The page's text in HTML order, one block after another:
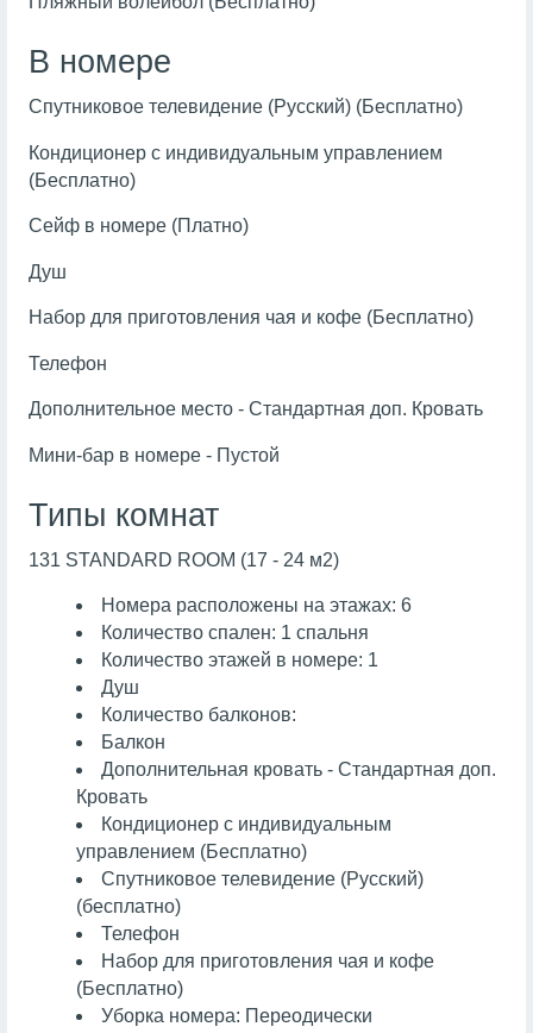
В номере
Спутниковое телевидение (Русский) (Бесплатно)
Кондиционер с индивидуальным управлением
(Бесплатно)
Сейф в номере (Платно)
Душ
Набор для приготовления чая и кофе (Бесплатно)
Телефон
Дополнительное место - Стандартная доп. Кровать
Мини-бар в номере - Пустой
Типы комнат
131 STANDARD ROOM (17 - 24 м2)
Номера расположены на этажах: 6
Количество спален: 1 спальня
Количество этажей в номере: 1
Душ
Количество балконов:
Балкон
Дополнительная кровать - Стандартная доп.
Кровать
Кондиционер с индивидуальным
управлением (Бесплатно)
Спутниковое телевидение (Русский)
(бесплатно)
Телефон
Набор для приготовления чая и кофе
(Бесплатно)
Уборка номера: Переодически